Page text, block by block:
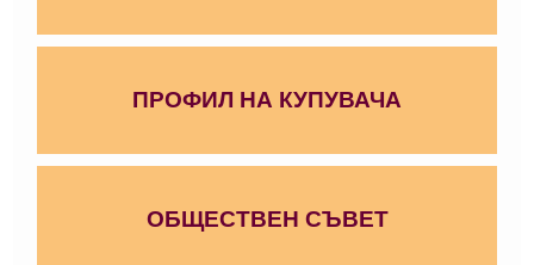
ПРОФИЛ НА КУПУВАЧА
ОБЩЕСТВЕН СЪВЕТ